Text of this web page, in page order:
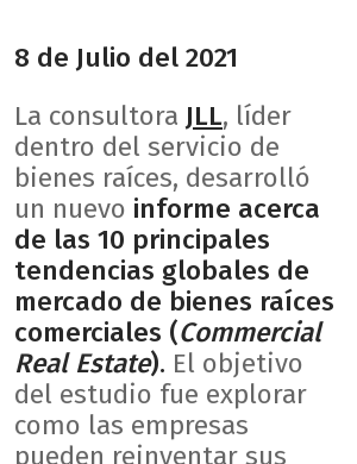
8 de Julio del 2021
La consultora JLL, líder
dentro del servicio de
bienes raíces, desarrolló
un nuevo informe acerca
de las 10 principales
tendencias globales de
mercado de bienes raíces
comerciales (Commercial
Real Estate). El objetivo
del estudio fue explorar
como las empresas
pueden reinventar sus